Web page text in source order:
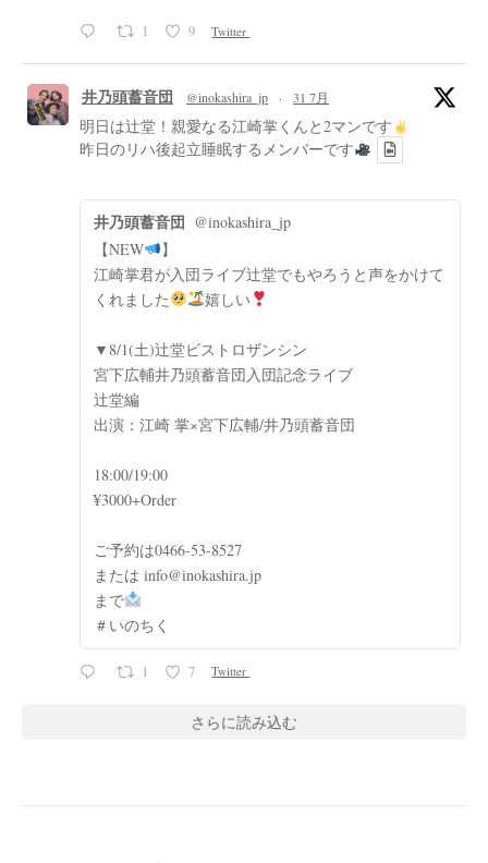
1 9 Twitter
井乃頭蓄音団 @inokashira_jp · 31 7月
明日は辻堂！親愛なる江崎掌くんと2マンです
昨日のリハ後起立睡眠するメンバーです
井乃頭蓄音団 @inokashira_jp
【NEW
】
江崎掌君が入団ライブ辻堂でもやろうと声をかけて
くれました
嬉しい
▼8/1(土)辻堂ビストロザンシン
宮下広輔井乃頭蓄音団入団記念ライブ
辻堂編
出演：江崎 掌×宮下広輔/井乃頭蓄音団
18:00/19:00
¥3000+Order
ご予約は0466-53-8527
または info@inokashira.jp
まで
＃いのちく
1 7 Twitter
さらに読み込む